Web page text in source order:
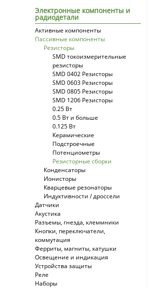
Электронные компоненты и
радиодетали
Активные компоненты
Пассивные компоненты
Резисторы
SMD токоизмерительные
резисторы
SMD 0402 Резисторы
SMD 0603 Резисторы
SMD 0805 Резисторы
SMD 1206 Резисторы
0.25 Вт
0.5 Вт и больше
0.125 Вт
Керамические
Подстроечные
Потенциометры
Резисторные сборки
Конденсаторы
Ионисторы
Кварцевые резонаторы
Индуктивности / дроссели
Датчики
Акустика
Разъемы, гнезда, клеммники
Кнопки, переключатели,
коммутация
Ферриты, магниты, катушки
Освещение и индикация
Устройства защиты
Реле
Наборы